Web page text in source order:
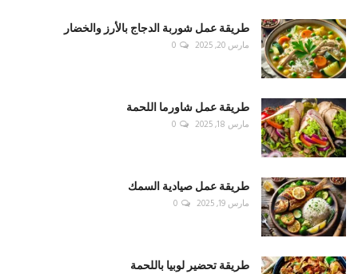
طريقة عمل شوربة الدجاج بالأرز والخضار
مارس 20, 2025 0
طريقة عمل شاورما اللحمة
مارس 18, 2025 0
طريقة عمل صيادية السمك
مارس 19, 2025 0
طريقة تحضير لوبيا باللحمة